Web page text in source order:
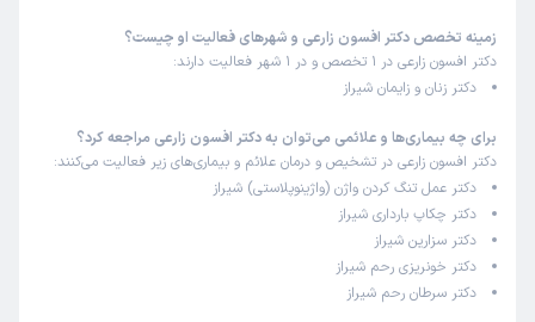
علت مراجعه: نازایی و ای وی اف
کاربر دکترتو
کاربر آزاد
(
1405/03/08
)
این پزشک را پیشنهاد میکنم
زمان انتظار:
45-90 دقیقه
دکتر خوبیه توصیه میکنم‌
زمینه تخصص دکتر افسون زارعی و شهرهای فعالیت او چیست؟
دکتر افسون زارعی در 1 تخصص و در 1 شهر فعالیت دارند:
دکتر زنان و زایمان شیراز
برای چه بیماری‌ها و علائمی می‌توان به دکتر افسون زارعی مراجعه کرد؟
دکتر افسون زارعی در تشخیص و درمان علائم و بیماری‌های زیر فعالیت می‌کنند:
دکتر عمل تنگ کردن واژن (واژینوپلاستی) شیراز
دکتر چکاپ بارداری شیراز
دکتر سزارین شیراز
دکتر خونریزی رحم شیراز
دکتر سرطان رحم شیراز